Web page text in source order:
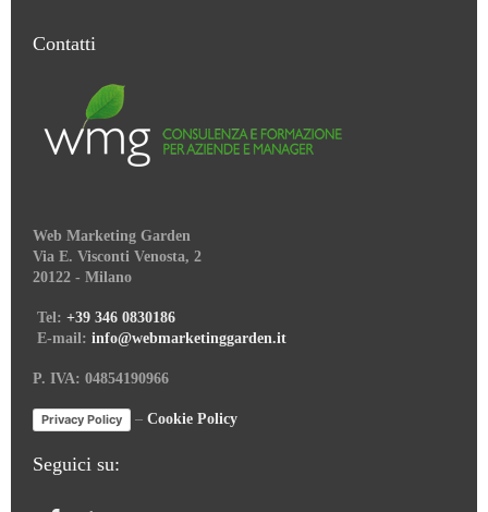
Contatti
Web Marketing Garden
Via E. Visconti Venosta, 2
20122 - Milano
Tel: +39 346 0830186
E-mail: info@webmarketinggarden.it
P. IVA: 04854190966
Privacy Policy – Cookie Policy
Seguici su: